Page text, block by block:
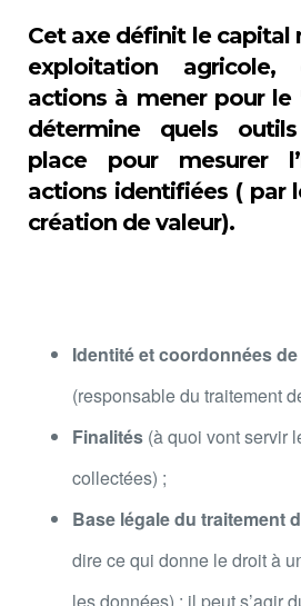
Cet axe définit le capital
exploitation agricole,
actions à mener pour le
détermine quels
place pour mesurer
actions identifiées ( par
création de valeur).
Identité et coordonnées de
(responsable du traitement
Finalités (à quoi vont servir
collectées) ;
Base légaledu traitement
dire ce qui donne le droit à
les données) : il peut s’agir